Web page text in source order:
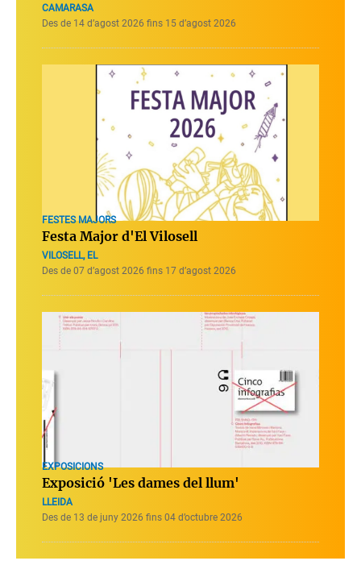
CAMARASA
Des de 14 d’agost 2026 fins 15 d’agost 2026
FESTES MAJORS
Festa Major d'El Vilosell
VILOSELL, EL
Des de 07 d’agost 2026 fins 17 d’agost 2026
EXPOSICIONS
Exposició 'Les dames del llum'
LLEIDA
Des de 13 de juny 2026 fins 04 d’octubre 2026